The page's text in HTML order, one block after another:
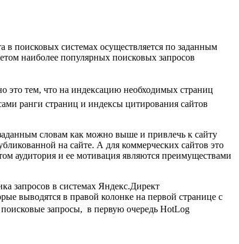
в поисковых системах осуществляется по заданным
наиболее популярных поисковых запросов
это тем, что на индексацию необходимых страниц
ранги страниц и индексы цитирования сайтов
словам как можно выше и привлечь к сайту
на сайте. А для коммерческих сайтов это
аудитория и ее мотивация являются преимуществами
запросов в системах Яндекс.Директ
выводятся в правой колонке на первой странице с
запросы,  в первую очередь HotLog